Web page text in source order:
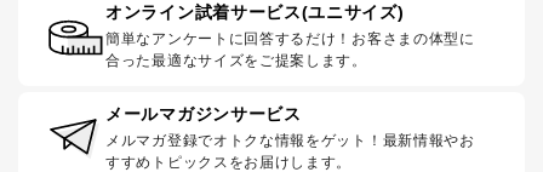
オンライン試着サービス(ユニサイズ)
簡単なアンケートに回答するだけ！お客さまの体型に
合った最適なサイズをご提案します。
メールマガジンサービス
メルマガ登録でオトクな情報をゲット！最新情報やお
すすめトピックスをお届けします。